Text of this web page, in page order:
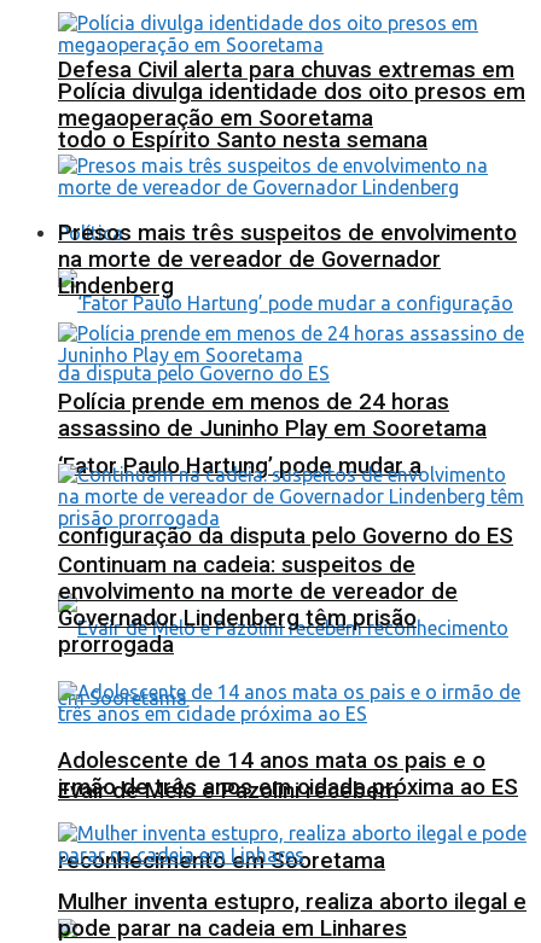
Defesa Civil alerta para chuvas extremas em
todo o Espírito Santo nesta semana
Política
‘Fator Paulo Hartung’ pode mudar a
configuração da disputa pelo Governo do ES
Evair de Melo e Pazolini recebem
reconhecimento em Sooretama
Polícia divulga identidade dos oito presos em
megaoperação em Sooretama
Presos mais três suspeitos de envolvimento
na morte de vereador de Governador
Lindenberg
Polícia prende em menos de 24 horas
assassino de Juninho Play em Sooretama
Continuam na cadeia: suspeitos de
envolvimento na morte de vereador de
Governador Lindenberg têm prisão
prorrogada
Adolescente de 14 anos mata os pais e o
irmão de três anos em cidade próxima ao ES
Mulher inventa estupro, realiza aborto ilegal e
pode parar na cadeia em Linhares